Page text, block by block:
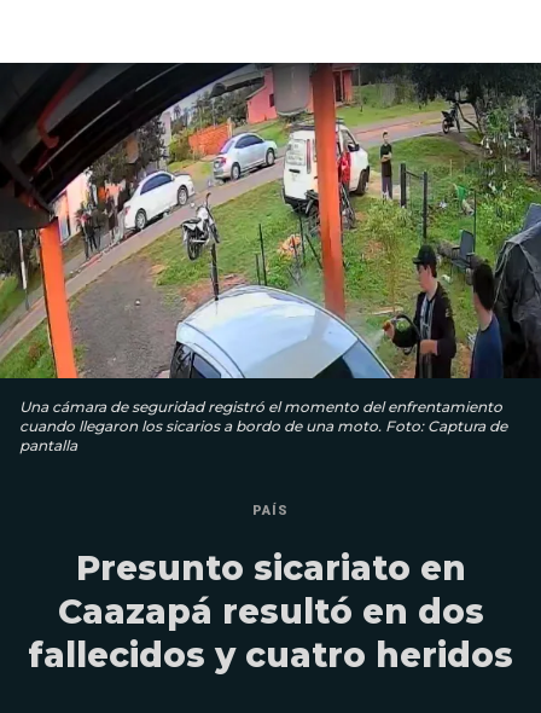
Una cámara de seguridad registró el momento del enfrentamiento
cuando llegaron los sicarios a bordo de una moto. Foto: Captura de
pantalla
PAÍS
Presunto sicariato en
Caazapá resultó en dos
fallecidos y cuatro heridos